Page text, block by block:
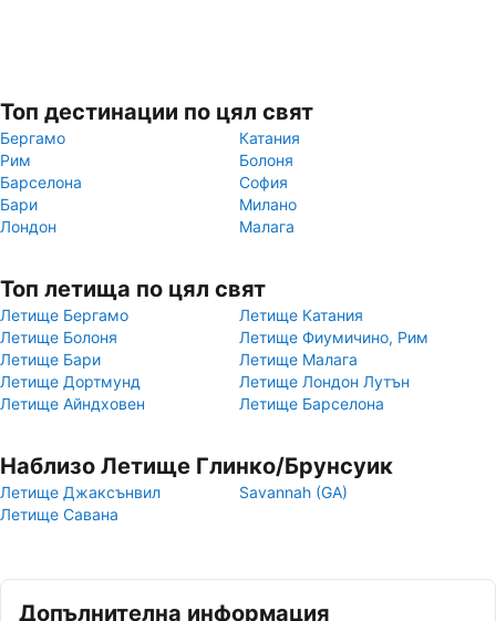
Топ дестинации по цял свят
Бергамо
Катания
Рим
Болоня
Барселона
София
Бари
Милано
Лондон
Малага
Топ летища по цял свят
Летище Бергамо
Летище Катания
Летище Болоня
Летище Фиумичино, Рим
Летище Бари
Летище Малага
Летище Дортмунд
Летище Лондон Лутън
Летище Айндховен
Летище Барселона
Наблизо Летище Глинко/Брунсуик
Летище Джаксънвил
Savannah (GA)
Летище Савана
Допълнителна информация